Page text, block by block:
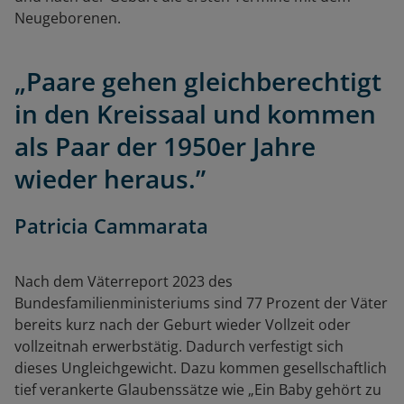
Neugeborenen.
„Paare gehen gleichberechtigt
in den Kreissaal und kommen
als Paar der 1950er Jahre
wieder heraus.”
Patricia Cammarata
Nach dem Väterreport 2023 des
Bundesfamilienministeriums sind 77 Prozent der Väter
bereits kurz nach der Geburt wieder Vollzeit oder
vollzeitnah erwerbstätig. Dadurch verfestigt sich
dieses Ungleichgewicht. Dazu kommen gesellschaftlich
tief verankerte Glaubenssätze wie „Ein Baby gehört zu